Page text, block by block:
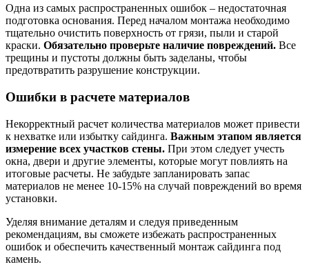
Одна из самых распространенных ошибок – недостаточная
подготовка основания. Перед началом монтажа необходимо
тщательно очистить поверхность от грязи, пыли и старой
краски. Обязательно проверьте наличие повреждений. Все
трещины и пустоты должны быть заделаны, чтобы
предотвратить разрушение конструкции.
Ошибки в расчете материалов
Некорректный расчет количества материалов может привести
к нехватке или избытку сайдинга. Важным этапом является
измерение всех участков стены. При этом следует учесть
окна, двери и другие элементы, которые могут повлиять на
итоговые расчеты. Не забудьте запланировать запас
материалов не менее 10-15% на случай повреждений во время
установки.
Уделяя внимание деталям и следуя приведенным
рекомендациям, вы сможете избежать распространенных
ошибок и обеспечить качественный монтаж сайдинга под
камень.